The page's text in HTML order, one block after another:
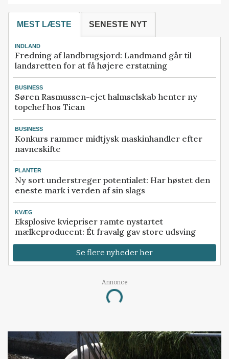
MEST LÆSTE SENESTE NYT
INDLAND
Fredning af landbrugsjord: Landmand går til
landsretten for at få højere erstatning
BUSINESS
Søren Rasmussen-ejet halmselskab henter ny
topchef hos Tican
BUSINESS
Konkurs rammer midtjysk maskinhandler efter
navneskifte
PLANTER
Ny sort understreger potentialet: Har høstet den
eneste mark i verden af sin slags
KVÆG
Eksplosive kviepriser ramte nystartet
mælkeproducent: Ét fravalg gav store udsving
Se flere nyheder her
Annonce
Loading...